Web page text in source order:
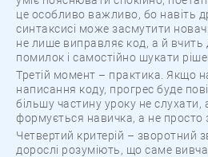
це особливо важливо, бо навіть
синтаксисі може засмутити
не лише виправляє код, а й вчить
помилок і самостійно шукати
Третій момент – практика. Якщо
написання коду, прогрес буде
більшу частину уроку не
формується навичка, а не просто
Четвертий критерій – зворотний
дорослі розуміють, що саме